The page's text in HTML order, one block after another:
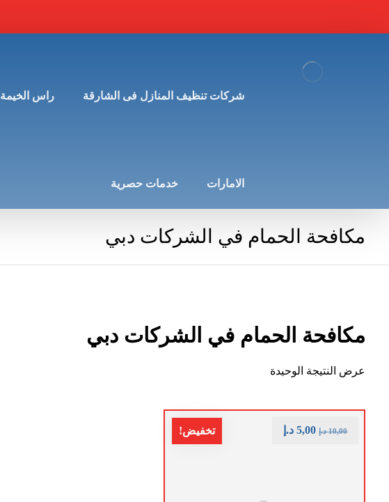
شركات تنظيف المنازل فى الشارقة راس الخيمة
الامارات خدمات حصرية
مكافحة الحمام في الشركات دبي
مكافحة الحمام في الشركات دبي
عرض النتيجة الوحيدة
تخفيض! 10,00 د.إ 5,00 د.إ